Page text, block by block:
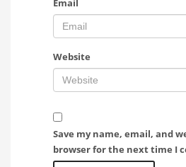
Email
Website
Save my name, email, and
browser for the next time I